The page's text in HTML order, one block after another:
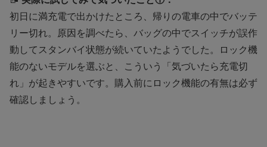
初日に満充電で出かけたところ、帰りの電車の中でバッテ
リー切れ。原因を調べたら、バッグの中でスイッチが誤作
動してスタンバイ状態が続いていたようでした。ロック機
能のないモデルを選ぶと、こういう「気づいたら充電切
れ」が起きやすいです。購入前にロック機能の有無は必ず
確認しましょう。